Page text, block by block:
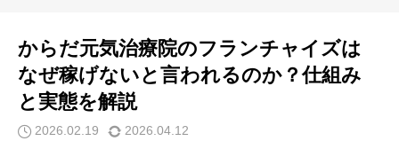
からだ元気治療院のフランチャイズは
なぜ稼げないと言われるのか？仕組み
と実態を解説
2026.02.19 2026.04.12